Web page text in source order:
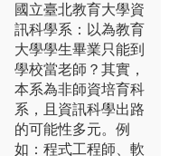
國立臺北教育大學資
訊科學系：以為教育
大學學生畢業只能到
學校當老師？其實，
本系為非師資培育科
系，且資訊科學出路
的可能性多元。例
如：程式工程師、軟